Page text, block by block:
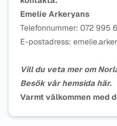
Emelie Arkeryans
Telefonnummer: 072 995
E-postadress:
Vill du veta mer om
Besök vår hemsida här.
Varmt välkommen med